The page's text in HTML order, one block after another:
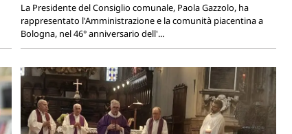
La Presidente del Consiglio comunale, Paola Gazzolo, ha
rappresentato l'Amministrazione e la comunità piacentina a
Bologna, nel 46° anniversario dell'...